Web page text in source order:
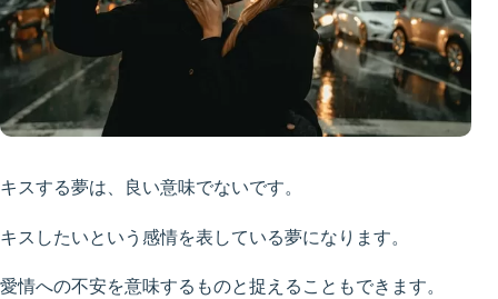
キスする夢は、良い意味でないです。
キスしたいという感情を表している夢になります。
愛情への不安を意味するものと捉えることもできます。